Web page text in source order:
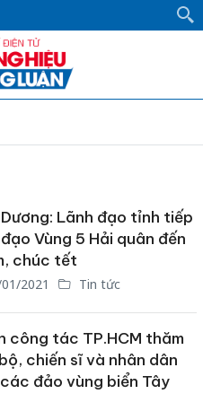
Dương: Lãnh đạo tỉnh tiếp
Vùng 5 Hải quân đến
chúc tết
2021 Tin tức
công tác TP.HCM thăm
chiến sĩ và nhân dân
đảo vùng biển Tây